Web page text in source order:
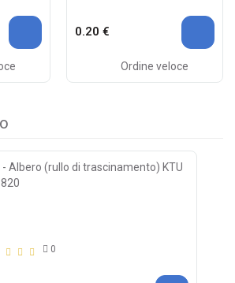
0.20 €
Ordine veloce
- Albero (rullo di trascinamento) KTU
0